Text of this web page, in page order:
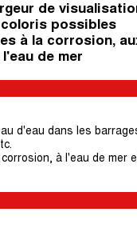
de
possibles
à la corrosion,
l'eau de mer
d'eau dans les
à l'eau de mer